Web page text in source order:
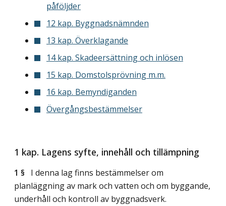
påföljder
12 kap. Byggnadsnämnden
13 kap. Överklagande
14 kap. Skadeersättning och inlösen
15 kap. Domstolsprövning m.m.
16 kap. Bemyndiganden
Övergångsbestämmelser
1 kap. Lagens syfte, innehåll och tillämpning
1 § I denna lag finns bestämmelser om
planläggning av mark och vatten och om byggande,
underhåll och kontroll av byggnadsverk.